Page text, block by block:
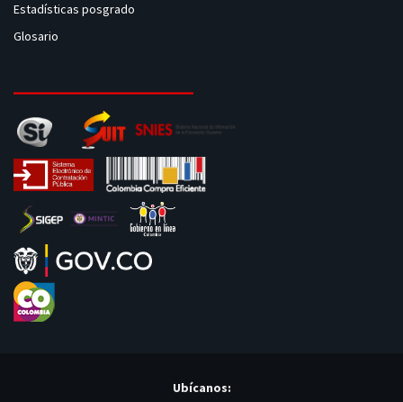
Estadísticas posgrado
Glosario
Ubícanos: